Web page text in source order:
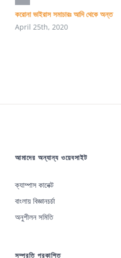
করোনা ভাইরাস সমাচারঃ আদি থেকে অন্ত
April 25th, 2020
আমাদের অন্যান্য ওয়েবসাইট
ক্যাম্পাস কানেক্ট
বাংলায় বিজ্ঞানচর্চা
অনুশীলন সমিতি
সম্প্রতি প্রকাশিত